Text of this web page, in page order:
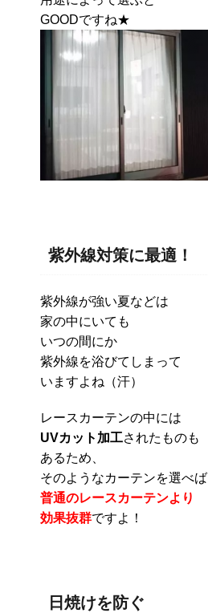
GOODですね★
紫外線対策に最適！
紫外線が強い夏などは
家の中にいても
いつの間にか
紫外線を浴びてしまって
いますよね（汗）
レースカーテンの中には
UVカット加工されたものも
あるため、
そのようなカーテンを選べば
普通のレースカーテンより
効果抜群ですよ！
日焼けを防ぐ